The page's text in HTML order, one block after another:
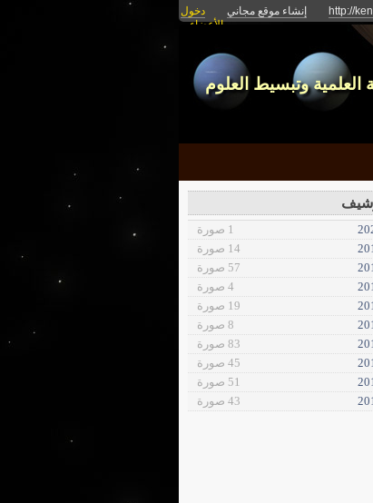
http:// إنشاء موقع مجاني
دخول
الأعضاء
العلمية وتبسيط العلوم
1 صورة
14 صورة
57 صورة
4 صورة
19 صورة
8 صورة
83 صورة
45 صورة
51 صورة
43 صورة